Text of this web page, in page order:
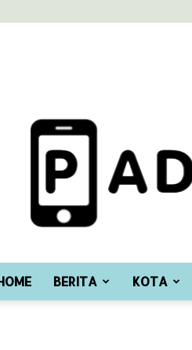
BERITA KOTA